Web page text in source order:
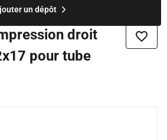
un dépôt
droit
pour tube